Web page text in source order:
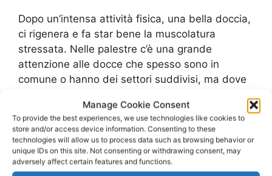
Manage Cookie Consent
To provide the best experiences, we use technologies like cookies to
store and/or access device information. Consenting to these
technologies will allow us to process data such as browsing behavior or
unique IDs on this site. Not consenting or withdrawing consent, may
adversely affect certain features and functions.
Dopo un’intensa attività fisica, una bella doccia,
ci rigenera e fa star bene la muscolatura
stressata. Nelle palestre c’è una grande
attenzione alle docce che spesso sono in
comune o hanno dei settori suddivisi, ma dove
sporcizie.Uno dei problemi principali che si
vivono in questi ambienti è quello di venire
infettati da micosi, cioè da funghi che
colpiscono le unghie, le vanno a sfaldare e
quindi anche a danneggiare. Tuttavia ci sono